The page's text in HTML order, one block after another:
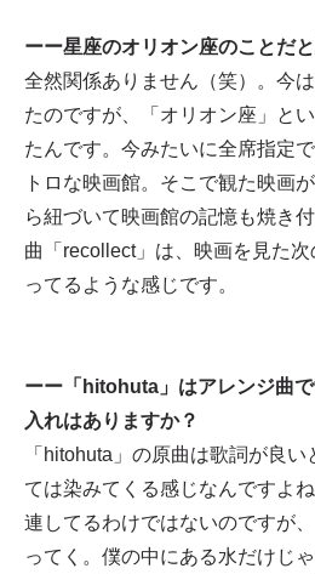
ーー星座のオリオン座のことだ
全然関係ありません（笑）。今
たのですが、「オリオン座」と
たんです。今みたいに全席指定
トロな映画館。そこで観た映画
ら紐づいて映画館の記憶も焼き
曲「recollect」は、映画を見た
ってるような感じです。
ーー「hitohuta」はアレンジ曲
入れはありますか？
「hitohuta」の原曲は歌詞が良
ては染みてくる感じなんですよ
連してるわけではないのですが
ってく。僕の中にある水だけじ